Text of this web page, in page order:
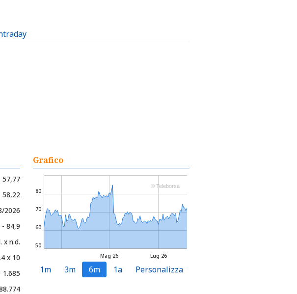
57,77
58,22
2026
- 84,9
x n.d.
x 10
1.685
Grafico
Lug 26
Mag 26
50
60
70
80
© Teleborsa
1m 3m 6m 1a Personalizza